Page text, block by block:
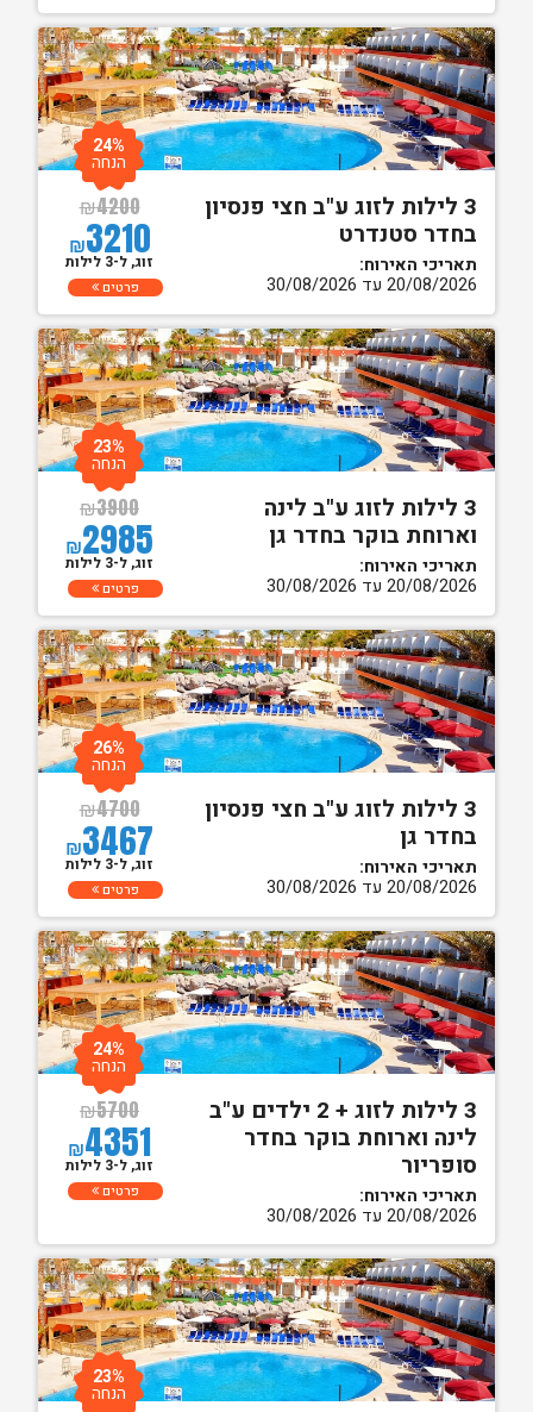
3 לילות לזוג ע"ב חצי פנסיון
בחדר סטנדרט
תאריכי האירוח:
20/08/2026 עד 30/08/2026
₪4200
₪3210
24%
הנחה
זוג, ל-3 לילות
פרטים
3 לילות לזוג ע"ב לינה
וארוחת בוקר בחדר גן
תאריכי האירוח:
20/08/2026 עד 30/08/2026
₪3900
₪2985
23%
הנחה
זוג, ל-3 לילות
פרטים
3 לילות לזוג ע"ב חצי פנסיון
בחדר גן
תאריכי האירוח:
20/08/2026 עד 30/08/2026
₪4700
₪3467
26%
הנחה
זוג, ל-3 לילות
פרטים
3 לילות לזוג + 2 ילדים ע"ב
לינה וארוחת בוקר בחדר
סופריור
תאריכי האירוח:
20/08/2026 עד 30/08/2026
₪5700
₪4351
24%
הנחה
זוג, ל-3 לילות
פרטים
23%
הנחה